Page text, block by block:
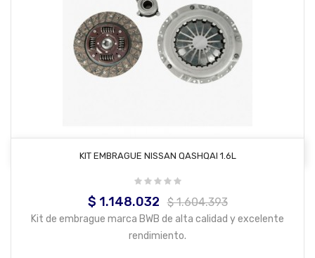
AÑADIR AL CARRITO
KIT EMBRAGUE NISSAN QASHQAI 1.6L
Precio
$ 1.148.032
Precio
base
$ 1.604.393
Kit de embrague marca BWB de alta calidad y excelente
rendimiento.